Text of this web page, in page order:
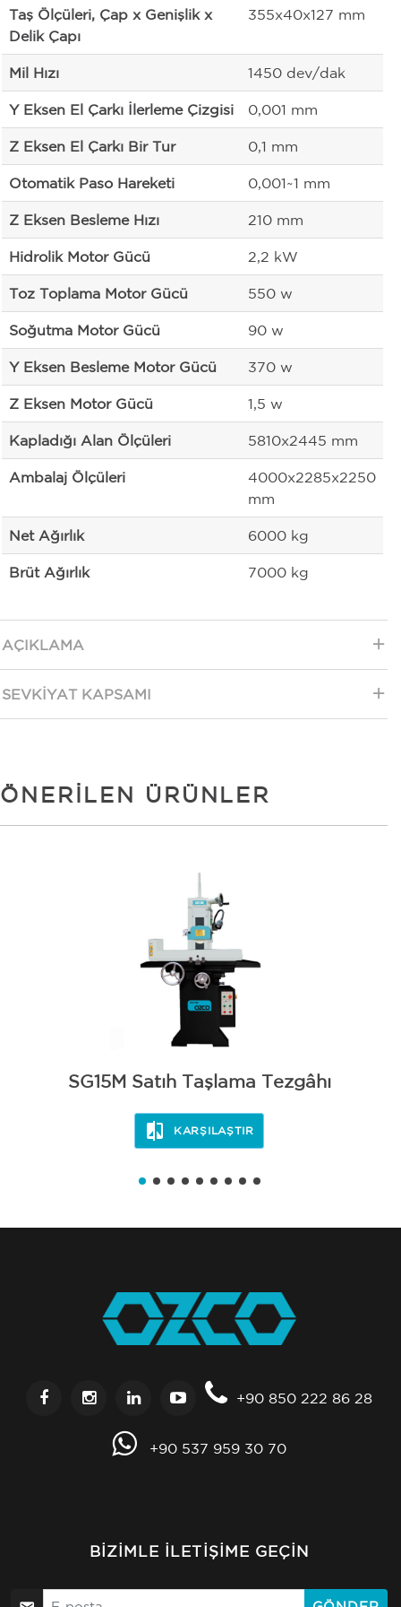
Taş Ölçüleri, Çap x Genişlik x
Delik Çapı
355x40x127 mm
Mil Hızı 1450 dev/dak
Y Eksen El Çarkı İlerleme Çizgisi 0,001 mm
Z Eksen El Çarkı Bir Tur 0,1 mm
Otomatik Paso Hareketi 0,001~1 mm
Z Eksen Besleme Hızı 210 mm
Hidrolik Motor Gücü 2,2 kW
Toz Toplama Motor Gücü 550 w
Soğutma Motor Gücü 90 w
Y Eksen Besleme Motor Gücü 370 w
Z Eksen Motor Gücü 1,5 w
Kapladığı Alan Ölçüleri 5810x2445 mm
Ambalaj Ölçüleri
4000x2285x2250
mm
Net Ağırlık 6000 kg
Brüt Ağırlık 7000 kg
AÇIKLAMA
SEVKIYAT KAPSAMI
ÖNERILEN ÜRÜNLER
SG15M Satıh Taşlama Tezgâhı
KARŞILAŞTIR
+90 850 222 86 28
+90 537 959 30 70
BIZIMLE İLETIŞIME GEÇIN